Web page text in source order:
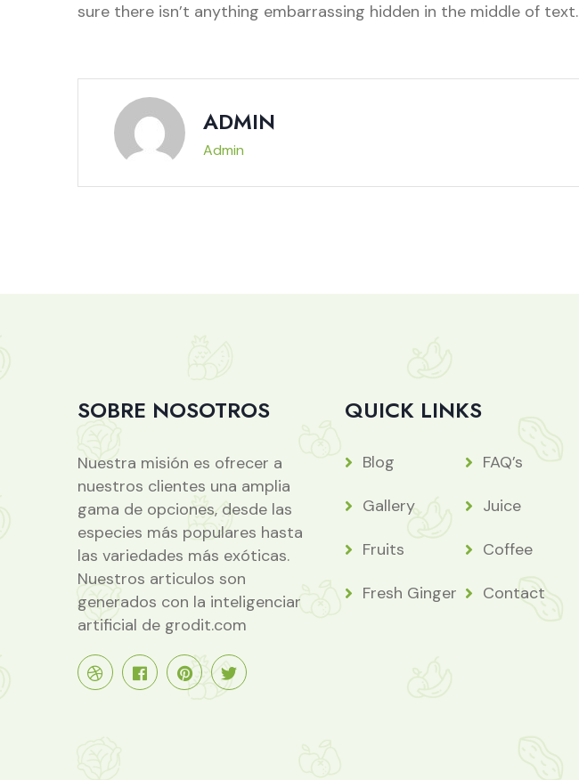
sure there isn’t anything embarrassing hidden in the middle of text.
ADMIN
Admin
SOBRE NOSOTROS
Nuestra misión es ofrecer a
nuestros clientes una amplia
gama de opciones, desde las
especies más populares hasta
las variedades más exóticas.
Nuestros articulos son
generados con la inteligenciar
artificial de grodit.com
QUICK LINKS
Blog FAQ’s
Gallery Juice
Fruits Coffee
Fresh Ginger Contact